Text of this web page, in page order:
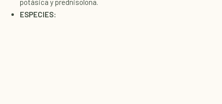
potásica y prednisolona.
ESPECIES: